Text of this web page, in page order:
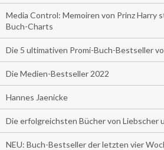
Media Control: Memoiren von Prinz Harry
Buch-Charts
Die 5 ultimativen Promi-Buch-Bestseller
Die Medien-Bestseller 2022
Hannes Jaenicke
Die erfolgreichsten Bücher von Liebscher
NEU: Buch-Bestseller der letzten vier